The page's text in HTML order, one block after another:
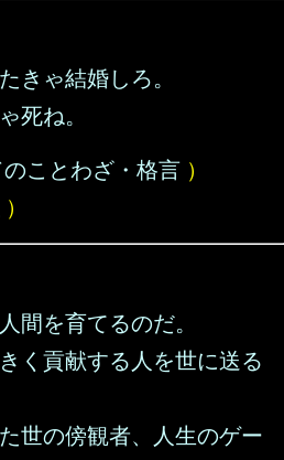
きゃ結婚しろ。
死ね。
ことわざ・格言 ）
）
間を育てるのだ。
く貢献する人を世に送る
世の傍観者、人生のゲー